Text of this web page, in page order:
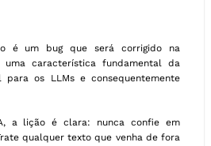
é um bug que será corrigido na
uma característica fundamental da
os LLMs e consequentemente
a lição é clara: nunca confie em
qualquer texto que venha de fora